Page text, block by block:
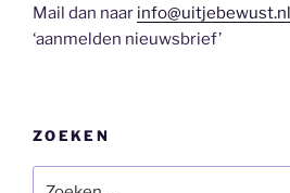
Mail dan naar info@uitjebewust.nl
‘aanmelden nieuwsbrief’
ZOEKEN